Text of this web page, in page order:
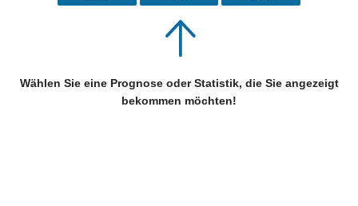
Wählen Sie eine Prognose oder Statistik, die Sie angezeigt
bekommen möchten!